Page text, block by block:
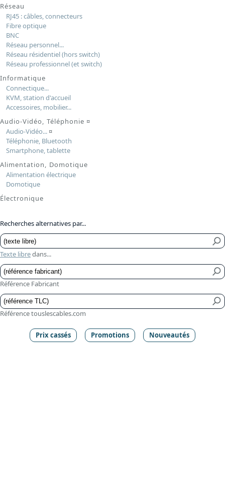
Réseau
RJ45 : câbles, connecteurs
Fibre optique
BNC
Réseau personnel...
Réseau résidentiel (hors switch)
Réseau professionnel (et switch)
Informatique
Connectique...
KVM, station d'accueil
Accessoires, mobilier...
Audio-Vidéo, Téléphonie ¤
Audio-Vidéo...¤
Téléphonie, Bluetooth
Smartphone, tablette
Alimentation, Domotique
Alimentation électrique
Domotique
Électronique
Recherches alternatives par...
Texte libredans...
Référence Fabricant
Référence touslescables.com
Prix cassés Promotions Nouveautés